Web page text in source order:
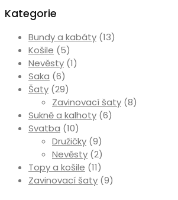
Kategorie
Bundy a kabáty (13)
Košile (5)
Nevěsty (1)
Saka (6)
Šaty (29)
Zavinovací šaty (8)
Sukně a kalhoty (6)
Svatba (10)
Družičky (9)
Nevěsty (2)
Topy a košile (11)
Zavinovací šaty (9)